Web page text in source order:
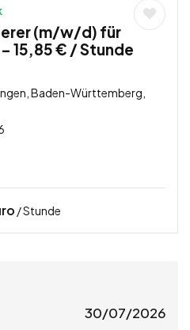
(m/w/d) für
15,85 € / Stunde
Baden-Württemberg,
/ Stunde
30/07/2026